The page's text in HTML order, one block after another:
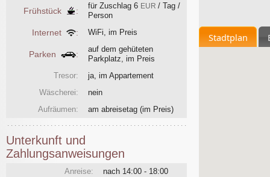
Stadtplan
Frühstück :
für Zuschlag 6 EUR / Tag /
Person
Internet : WiFi, im Preis
Parken :
auf dem gehüteten
Parkplatz, im Preis
Tresor:
ja, im Appartement
Wäscherei:
nein
Aufräumen:
am abreisetag (im Preis)
Unterkunft und
Zahlungsanweisungen
Anreise:
nach 14:00 - 18:00